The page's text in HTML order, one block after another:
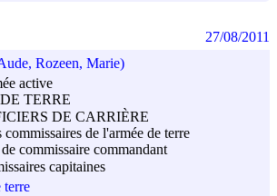
Rozeen, Marie)
active
TERRE
DE CARRIÈRE
commissaires de l'armée de terre
commissaire commandant
capitaines
terre
27/08/2011